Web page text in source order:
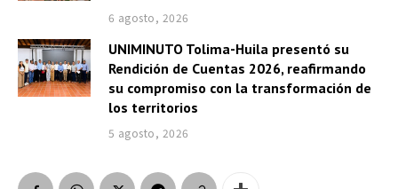
6 agosto, 2026
UNIMINUTO Tolima-Huila presentó su
Rendición de Cuentas 2026, reafirmando
su compromiso con la transformación de
los territorios
5 agosto, 2026